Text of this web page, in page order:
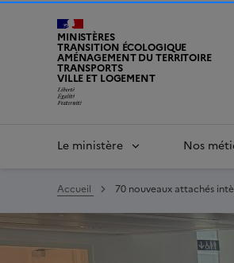
MINISTÈRES
TRANSITION ÉCOLOGIQUE
AMÉNAGEMENT DU TERRITOIRE
TRANSPORTS
VILLE ET LOGEMENT
Le ministère Nos
Accueil 70 nouveaux attachés